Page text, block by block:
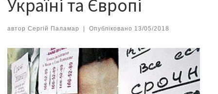
Україні та Європі
автор Сергій Паламар | Опубліковано 13/05/2018